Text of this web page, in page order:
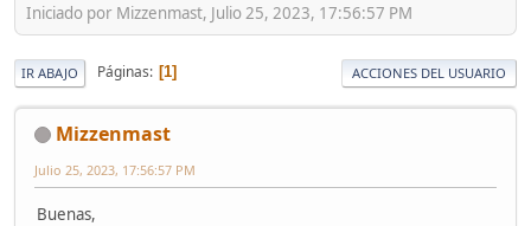
Iniciado por Mizzenmast, Julio 25, 2023, 17:56:57 PM
IR ABAJO Páginas 1 ACCIONES DEL USUARIO
Mizzenmast
Julio 25, 2023, 17:56:57 PM
Buenas,